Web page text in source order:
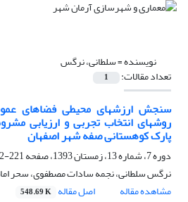
نویسنده =سلطانی، نرگس
تعداد مقالات: 1
سنجش ارزشهای محیطی فضاهای
روشهای انتخاب تجربی و ارزیابی
پارک کوهستانی صفه شهر اصفهان
دوره 7، شماره 13، زمستان 1393، صفحه
221-232
نرگس سلطانی، نجمه سادات مصطفوی، سحر
مشاهده مقاله
اصل مقاله 548.69 K